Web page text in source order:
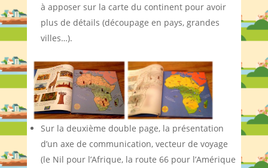
à apposer sur la carte du continent pour avoir
plus de détails (découpage en pays, grandes
villes…).
Sur la deuxième double page, la présentation
d’un axe de communication, vecteur de voyage
(le Nil pour l’Afrique, la route 66 pour l’Amérique